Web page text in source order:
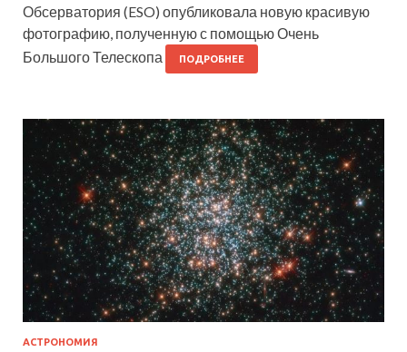
Обсерватория (ESO) опубликовала новую красивую
фотографию, полученную с помощью Очень
Большого Телескопа
ПОДРОБНЕЕ
АСТРОНОМИЯ